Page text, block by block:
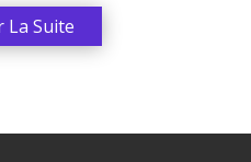
La Suite